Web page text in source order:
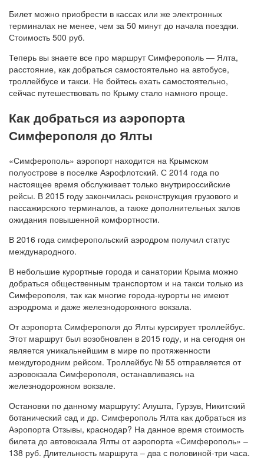
Билет можно приобрести в кассах или же электронных
терминалах не менее, чем за 50 минут до начала поездки.
Стоимость 500 руб.
Теперь вы знаете все про маршрут Симферополь — Ялта,
расстояние, как добраться самостоятельно на автобусе,
троллейбусе и такси. Не бойтесь ехать самостоятельно,
сейчас путешествовать по Крыму стало намного проще.
Как добраться из аэропорта
Симферополя до Ялты
«Симферополь» аэропорт находится на Крымском
полуострове в поселке Аэрофлотский. С 2014 года по
настоящее время обслуживает только внутрироссийские
рейсы. В 2015 году закончилась реконструкция грузового и
пассажирского терминалов, а также дополнительных залов
ожидания повышенной комфортности.
В 2016 года симферопольский аэродром получил статус
международного.
В небольшие курортные города и санатории Крыма можно
добраться общественным транспортом и на такси только из
Симферополя, так как многие города-курорты не имеют
аэродрома и даже железнодорожного вокзала.
От аэропорта Симферополя до Ялты курсирует троллейбус.
Этот маршрут был возобновлен в 2015 году, и на сегодня он
является уникальнейшим в мире по протяженности
междугородним рейсом. Троллейбус № 55 отправляется от
аэровокзала Симферополя, останавливаясь на
железнодорожном вокзале.
Остановки по данному маршруту: Алушта, Гурзув, Никитский
ботанический сад и др. Симферополь Ялта как добраться из
Аэропорта Отзывы, краснодар? На данное время стоимость
билета до автовокзала Ялты от аэропорта «Симферополь» –
138 руб. Длительность маршрута – два с половиной-три часа.